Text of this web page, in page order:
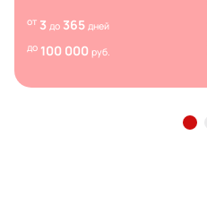
от 3 до 365 дней
до 100 000 руб.